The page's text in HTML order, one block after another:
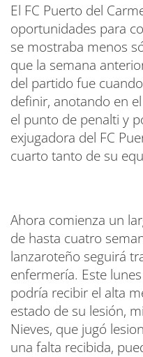
El FC Puerto del
oportunidades para
se mostraba menos
que la semana
del partido fue
definir, anotando en
el punto de penalti y
exjugadora del FC
cuarto tanto de su
Ahora comienza un
de hasta cuatro
lanzaroteño seguirá
enfermería. Este
podría recibir el alta
estado de su lesión,
Nieves, que jugó
una falta recibida,